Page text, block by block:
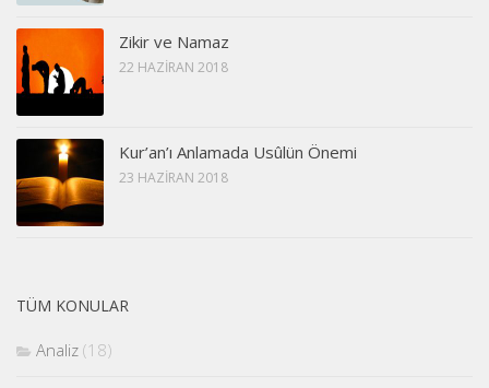
Zikir ve Namaz
22 HAZIRAN 2018
Kur’an’ı Anlamada Usûlün Önemi
23 HAZIRAN 2018
TÜM KONULAR
Analiz (18)